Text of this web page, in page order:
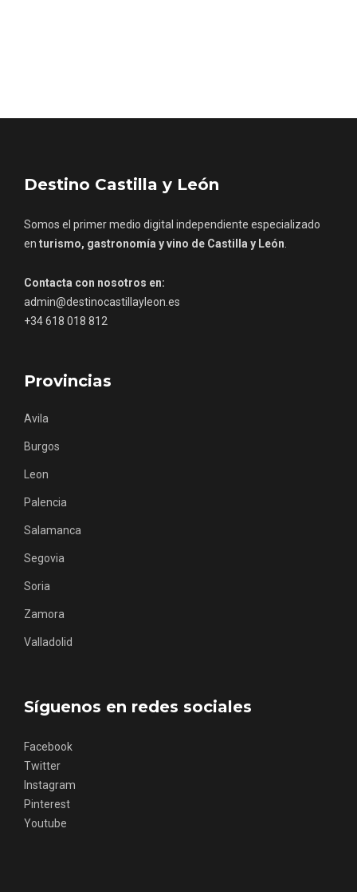
Destino Castilla y León
Somos el primer medio digital independiente especializado
en turismo, gastronomía y vino de Castilla y León.
Contacta con nosotros en:
admin@destinocastillayleon.es
+34 618 018 812
Provincias
Avila
Burgos
Leon
Palencia
Salamanca
Segovia
Soria
Zamora
Valladolid
Síguenos en redes sociales
Facebook
Twitter
Instagram
Pinterest
Youtube
Los Pueblos más bonitos de España, en
Castilla y León